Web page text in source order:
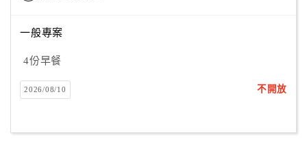
一般專案
4份早餐
2026/08/10 不開放